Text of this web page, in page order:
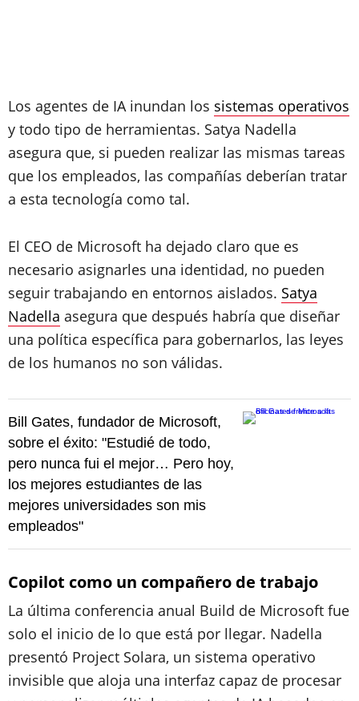
Los agentes de IA inundan los sistemas operativos
y todo tipo de herramientas. Satya Nadella
asegura que, si pueden realizar las mismas tareas
que los empleados, las compañías deberían tratar
a esta tecnología como tal.
El CEO de Microsoft ha dejado claro que es
necesario asignarles una identidad, no pueden
seguir trabajando en entornos aislados. Satya
Nadella asegura que después habría que diseñar
una política específica para gobernarlos, las leyes
de los humanos no son válidas.
Bill Gates, fundador de Microsoft,
sobre el éxito: "Estudié de todo,
pero nunca fui el mejor… Pero hoy,
los mejores estudiantes de las
mejores universidades son mis
empleados"
Copilot como un compañero de trabajo
La última conferencia anual Build de Microsoft fue
solo el inicio de lo que está por llegar. Nadella
presentó Project Solara, un sistema operativo
invisible que aloja una interfaz capaz de procesar